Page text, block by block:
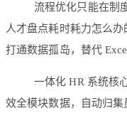
流程优化只能在制
人才盘点耗时耗力怎么
打通数据孤岛，替代
一体化 HR 系统核
效全模块数据，自动归集